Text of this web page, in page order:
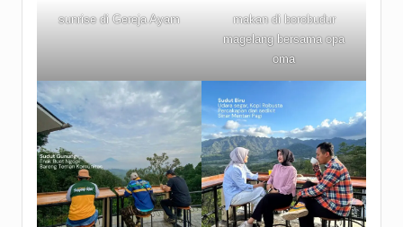
sunrise di Gereja Ayam
makan di borobudur
magelang bersama opa
oma